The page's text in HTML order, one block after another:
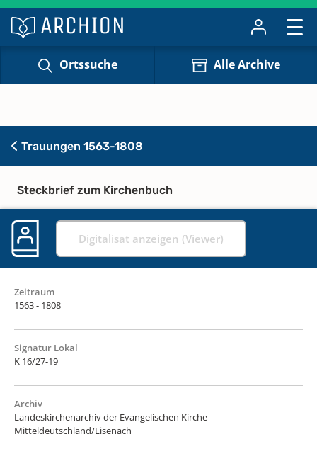
Ortssuche Alle Archive
Trauungen 1563-1808
Steckbrief zum Kirchenbuch
Digitalisat anzeigen (Viewer)
Zeitraum
1563 - 1808
Signatur Lokal
K 16/27-19
Archiv
Landeskirchenarchiv der Evangelischen Kirche
Mitteldeutschland/Eisenach